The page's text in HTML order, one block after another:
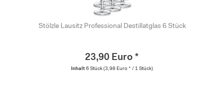
Stölzle Lausitz Professional Destillatglas 6 Stück
23,90 Euro *
Inhalt 6 Stück (3,98 Euro * / 1 Stück)